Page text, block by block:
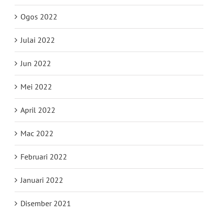
Ogos 2022
Julai 2022
Jun 2022
Mei 2022
April 2022
Mac 2022
Februari 2022
Januari 2022
Disember 2021